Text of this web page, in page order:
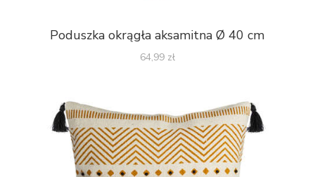
Poduszka okrągła aksamitna Ø 40 cm
64,99 zł